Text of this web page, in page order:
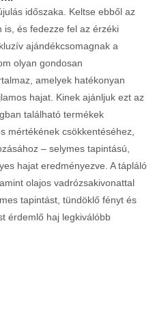
időszaka. Keltse ebből az
is, és fedezze fel az érzéki
ajándékcsomagnak a
olyan gondosan
amelyek hatékonyan
hajat. Kinek ajánljuk ezt az
található termékek
mértékének csökkentéséhez,
– selymes tapintású,
hajat eredményezve. A tápláló
olajos vadrózsakivonattal
tapintást, tündöklő fényt és
érdemlő haj legkiválóbb